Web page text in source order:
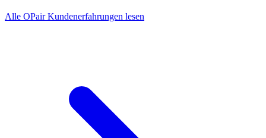
Alle OPair Kundenerfahrungen lesen